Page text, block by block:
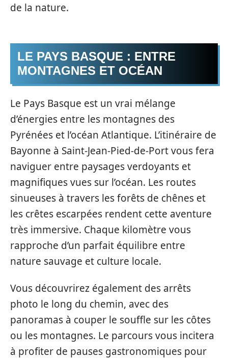
de la nature.
LE PAYS BASQUE : ENTRE
MONTAGNES ET OCÉAN
Le Pays Basque est un vrai mélange
d’énergies entre les montagnes des
Pyrénées et l’océan Atlantique. L’itinéraire de
Bayonne à Saint-Jean-Pied-de-Port vous fera
naviguer entre paysages verdoyants et
magnifiques vues sur l’océan. Les routes
sinueuses à travers les forêts de chênes et
les crêtes escarpées rendent cette aventure
très immersive. Chaque kilomètre vous
rapproche d’un parfait équilibre entre
nature sauvage et culture locale.
Vous découvrirez également des arrêts
photo le long du chemin, avec des
panoramas à couper le souffle sur les côtes
ou les montagnes. Le parcours vous incitera
à profiter de pauses gastronomiques pour